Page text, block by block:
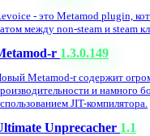
- это Metamod plugin,
между non-steam и steam
r 1.3.0.149
Metamod-r содержит
и намного
JIT-компилятора.
Unprecacher 1.1